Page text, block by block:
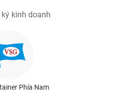
kinh doanh
Phía Nam